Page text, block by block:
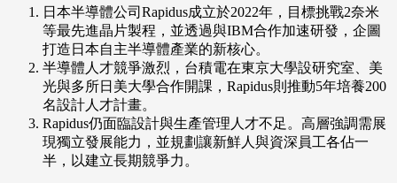
日本半導體公司Rapidus成立於2022年，目標挑戰2奈米
等最先進晶片製程，並透過與IBM合作加速研發，企圖
打造日本自主半導體產業的新核心。
半導體人才競爭激烈，台積電在東京大學設研究室、美
光與多所日美大學合作開課，Rapidus則推動5年培養200
名設計人才計畫。
Rapidus仍面臨設計與生產管理人才不足。高層強調需展
現獨立發展能力，並規劃讓新鮮人與資深員工各佔一
半，以建立長期競爭力。